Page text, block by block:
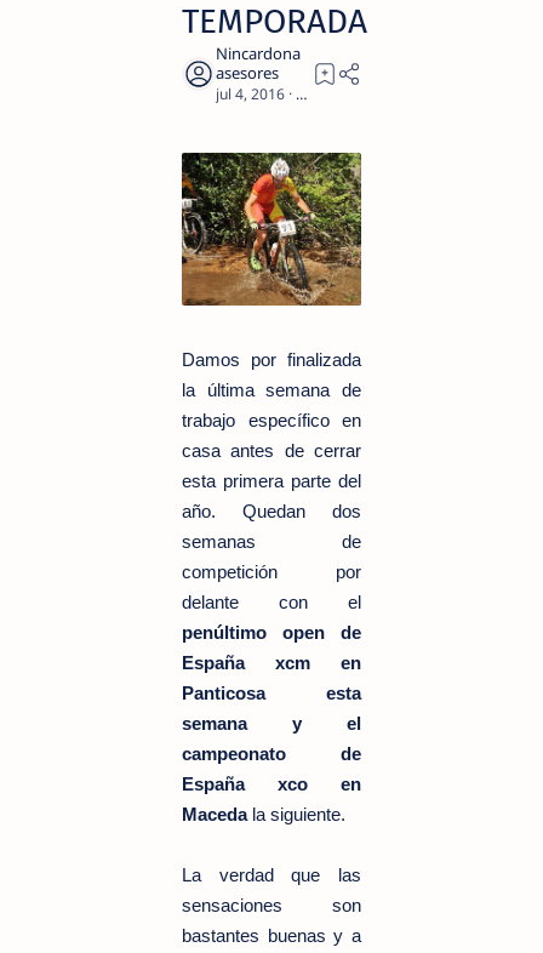
TEMPORADA
2
Damos por finalizada
la última semana de
trabajo específico en
casa antes de cerrar
esta primera parte del
año. Quedan dos
semanas de
competición por
delante con el
penúltimo open de
España xcm en
Panticosa esta
semana y el
campeonato de
España xco en
Macedala siguiente.
La verdad que las
sensaciones son
bastantes buenas y a